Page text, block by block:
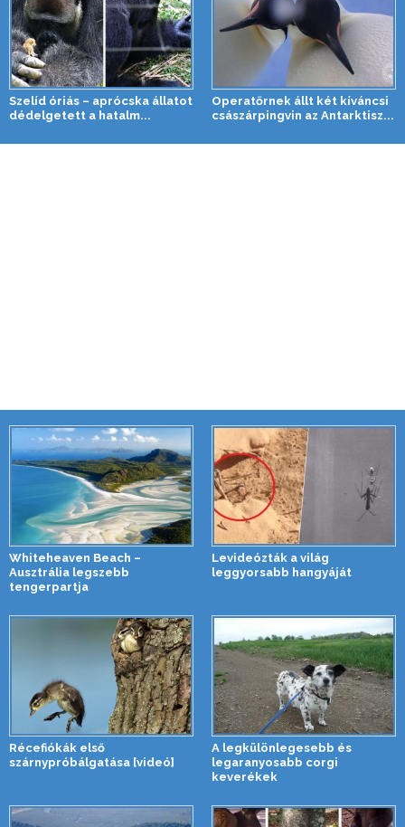
Szelíd óriás – aprócska állatot
dédelgetett a hatalm...
Operatőrnek állt két kíváncsi
császárpingvin az Antarktisz...
Whiteheaven Beach –
Ausztrália legszebb
tengerpartja
Levideózták a világ
leggyorsabb hangyáját
Récefiókák első
szárnypróbálgatása [videó]
A legkülönlegesebb és
legaranyosabb corgi
keverékek